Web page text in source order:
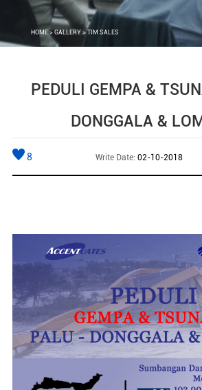
HOME>GALLERY> TIM SALES
PEDULI GEMPA &
DONGGALA &
8 Write Date: 02-10-2018